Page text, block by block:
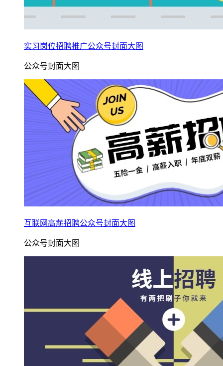
实习岗位招聘推广公众号封面大图
公众号封面大图
互联网高薪招聘公众号封面大图
公众号封面大图